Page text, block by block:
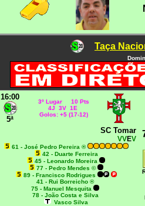
Taça
16:00
5ª
3º Lugar 10 Pts
4J 3V 1E
Golos: +5 (17-12)
SC Tomar
VVEV
61 - José Pedro Pereira ®
42 - Duarte Ferreira
45 - Leonardo Moreira
77 - Pedro Mendes ©
89 - Francisco Rodrigues
41 - Rui Borreicho ®
75 - Manuel Mesquita
78 - João Costa e Silva
Vasco Silva